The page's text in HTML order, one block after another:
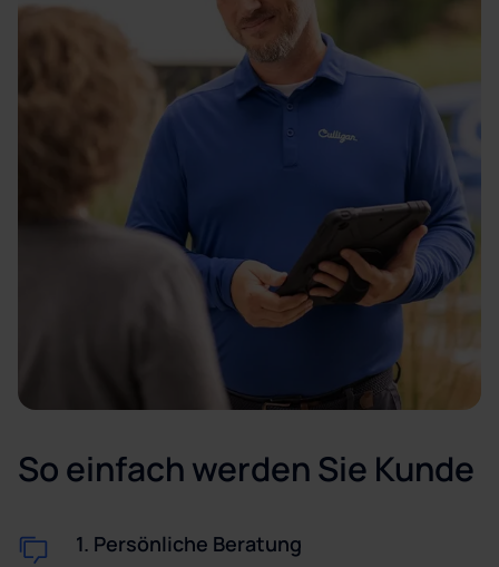
So einfach werden Sie Kunde
1. Persönliche Beratung